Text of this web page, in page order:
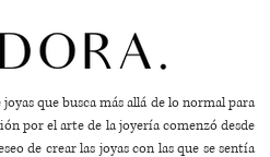
que busca más allá de lo normal para
por el arte de la joyería comenzó desde
de crear las joyas con las que se sentía